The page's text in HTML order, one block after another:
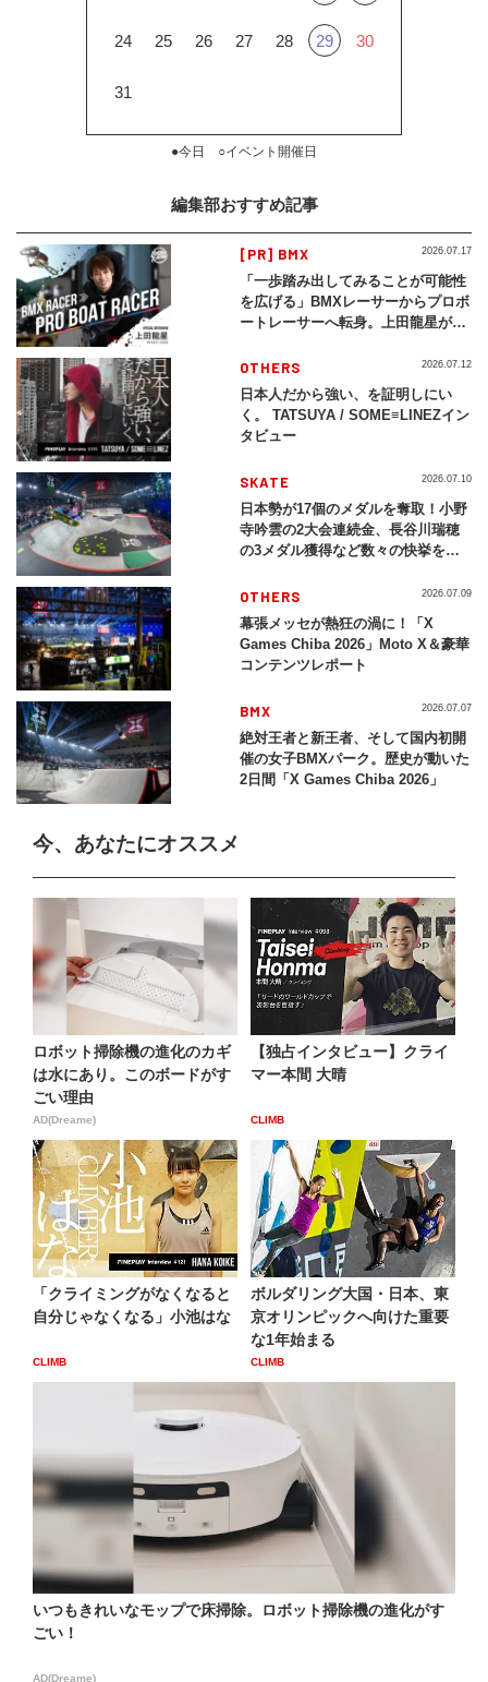
24 25 26 27 28 29 30
31
●今日 ○イベント開催日
編集部おすすめ記事
[PR] BMX
「一歩踏み出してみることが可能性
を広げる」BMXレーサーからプロボ
ートレーサーへ転身。上田龍星が体
2026.07.17
OTHERS
日本人だから強い、を証明しにい
く。 TATSUYA / SOME≡LINEZイン
タビュー
2026.07.12
SKATE
日本勢が17個のメダルを奪取！小野
寺吟雲の2大会連続金、長谷川瑞穂
の3メダル獲得など数々の快挙をプ
2026」
2026.07.10
OTHERS
幕張メッセが熱狂の渦に！「X
Games Chiba 2026」Moto X＆豪華
コンテンツレポート
2026.07.09
BMX
絶対王者と新王者、そして国内初開
催の女子BMXパーク。歴史が動いた
2日間「X Games Chiba 2026」
2026.07.07
今、あなたにオススメ
ロボット掃除機の進化のカギ
は水にあり。このボードがす
ごい理由
AD(Dreame)
【独占インタビュー】クライ
マー本間 大晴
CLIMB
「クライミングがなくなると
自分じゃなくなる」小池はな
CLIMB
ボルダリング大国・日本、東
京オリンピックへ向けた重要
な1年始まる
CLIMB
いつもきれいなモップで床掃除。ロボット掃除機の進化がす
ごい！
AD(Dreame)